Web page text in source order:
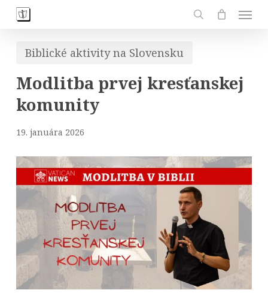
Skip
contentBiblické aktivity na Slovensku
Modlitba prvej kresťanskej
komunity
19. januára 2026